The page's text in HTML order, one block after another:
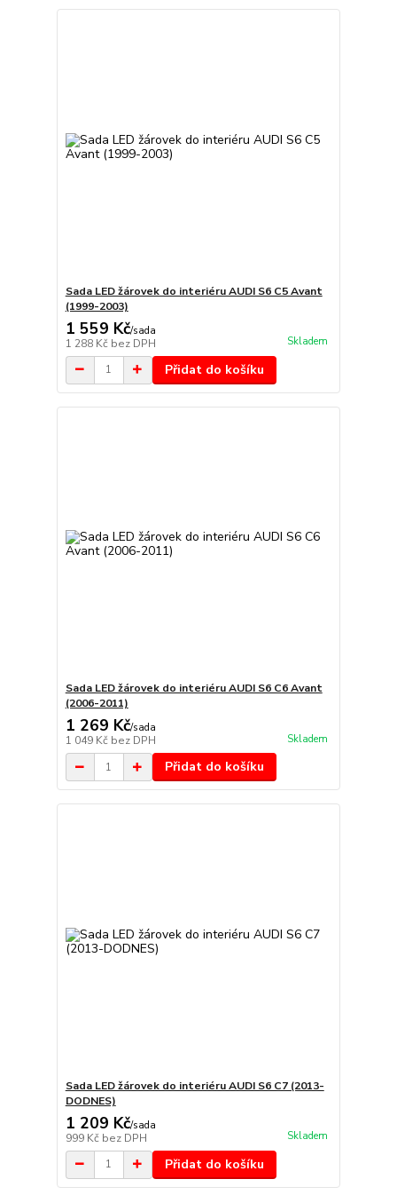
Sada LED žárovek do interiéru AUDI S6 C5 Avant
(1999-2003)
1 559 Kč/sada
1 288 Kč bez DPH Skladem
Přidat do košíku
Sada LED žárovek do interiéru AUDI S6 C6 Avant
(2006-2011)
1 269 Kč/sada
1 049 Kč bez DPH Skladem
Přidat do košíku
Sada LED žárovek do interiéru AUDI S6 C7 (2013-
DODNES)
1 209 Kč/sada
999 Kč bez DPH Skladem
Přidat do košíku